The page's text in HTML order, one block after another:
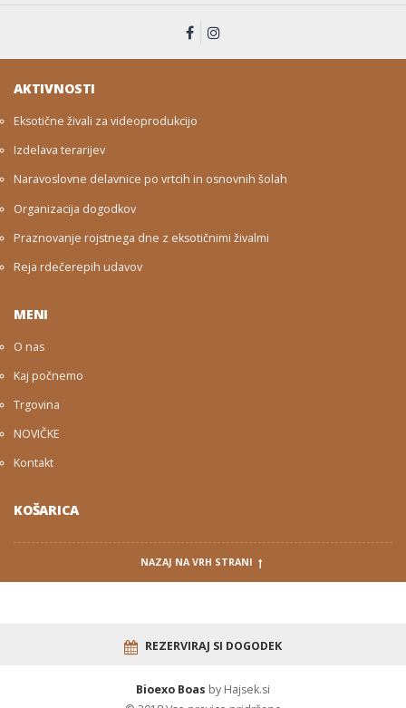
AKTIVNOSTI
Eksotične živali za videoprodukcijo
Izdelava terarijev
Naravoslovne delavnice po vrtcih in osnovnih šolah
Organizacija dogodkov
Praznovanje rojstnega dne z eksotičnimi živalmi
Reja rdečerepih udavov
MENI
O nas
Kaj počnemo
Trgovina
NOVIČKE
Kontakt
KOŠARICA
NAZAJ NA VRH STRANI
REZERVIRAJ SI DOGODEK
Bioexo Boas by Hajsek.si